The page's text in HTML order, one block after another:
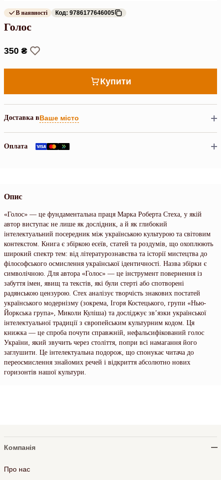
В наявності Код: 9786177646005
Голос
350 ₴
Купити
Доставка вВаше місто
Оплата
Опис
«Голос» — це фундаментальна праця Марка Роберта Стеха, у якій
автор виступає не лише як дослідник, а й як глибокий
інтелектуальний посередник між українською культурою та світовим
контекстом. Книга є збіркою есеїв, статей та роздумів, що охоплюють
широкий спектр тем: від літературознавства та історії мистецтва до
філософського осмислення української ідентичності. Назва збірки є
символічною. Для автора «Голос» — це інструмент повернення із
забуття імен, явищ та текстів, які були стерті або спотворені
радянською цензурою. Стех аналізує творчість знакових постатей
українського модернізму (зокрема, Ігоря Костецького, групи «Нью-
Йоркська група», Миколи Куліша) та досліджує зв’язки української
інтелектуальної традиції з європейським культурним кодом. Ця
книжка — це спроба почути справжній, нефальсифікований голос
України, який звучить через століття, попри всі намагання його
заглушити. Це інтелектуальна подорож, що спонукає читача до
переосмислення знайомих речей і відкриття абсолютно нових
горизонтів нашої культури.
Компанія
Про нас